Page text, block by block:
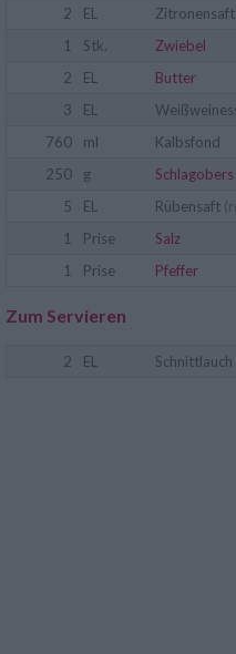
2
EL
Zitronensaft
1
Stk.
Zwiebel
2
EL
Butter
3
EL
760
ml
Kalbsfond
250
g
Schlagobers
5
EL Rübensaft
1
Prise
Salz
1
Prise Pfeffer
Zum Servieren
2 EL Schnittlauch